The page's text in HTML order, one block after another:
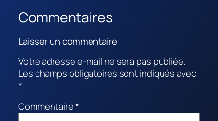
Commentaires
Laisser un commentaire
Votre adresse e-mail ne sera pas publiée.
Les champs obligatoires sont indiqués avec
*
Commentaire*